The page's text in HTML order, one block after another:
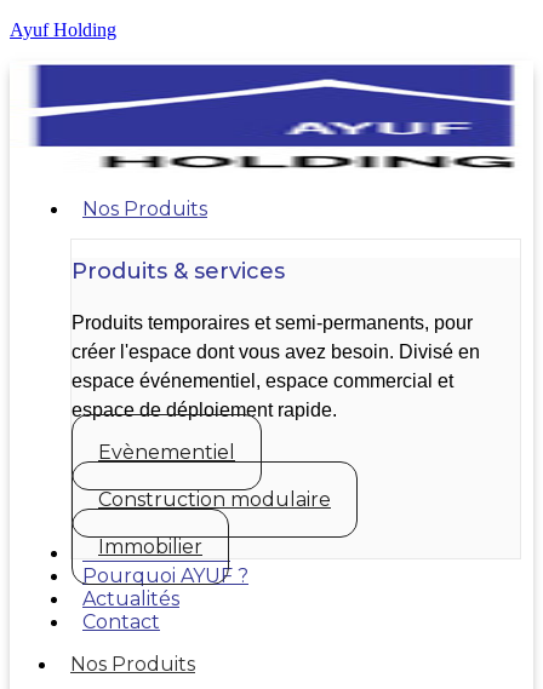
Ayuf Holding
Nos Produits
Produits & services
Produits temporaires et semi-permanents, pour
créer l'espace dont vous avez besoin. Divisé en
espace événementiel, espace commercial et
espace de déploiement rapide.
Evènementiel
Construction modulaire
Immobilier
Nos réalisations
Pourquoi AYUF ?
Actualités
Contact
Nos Produits